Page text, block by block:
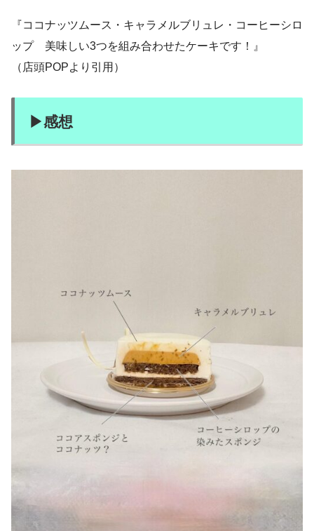
『ココナッツムース・キャラメルブリュレ・コーヒーシロ
ップ 美味しい3つを組み合わせたケーキです！』
（店頭POPより引用）
▶感想